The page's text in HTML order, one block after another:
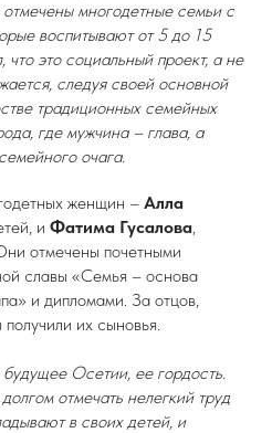
многодетные семьи с
воспитывают от 5 до 15
это социальный проект, а не
следуя своей основной
традиционных семейных
где мужчина – глава, а
очага.
женщин – Алла
и Фатима Гусалова,
отмечены почетными
славы «Семья – основа
и дипломами. За отцов,
их сыновья.
Осетии, ее гордость.
отмечать нелегкий труд
в своих детей, и